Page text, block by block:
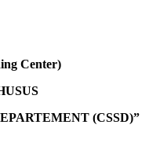
Center)
(CSSD)”